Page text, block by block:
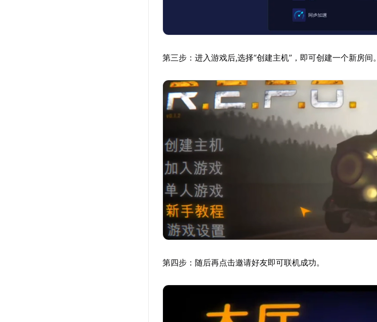
第三步：进入游戏后,选择“创建主机”，即可创建一个新房间。
第四步：随后再点击邀请好友即可联机成功。